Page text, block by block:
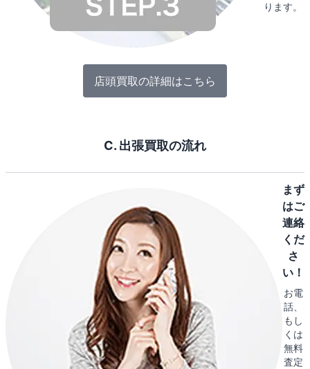
ります。
店頭買取の詳細はこちら
C. 出張買取の流れ
まず
はご
連絡
くだ
さ
い！
お電
話、
もし
くは
無料
査定